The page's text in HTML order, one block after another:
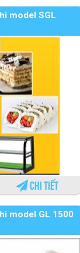
model SGL
Chi tiết
model GL 1500